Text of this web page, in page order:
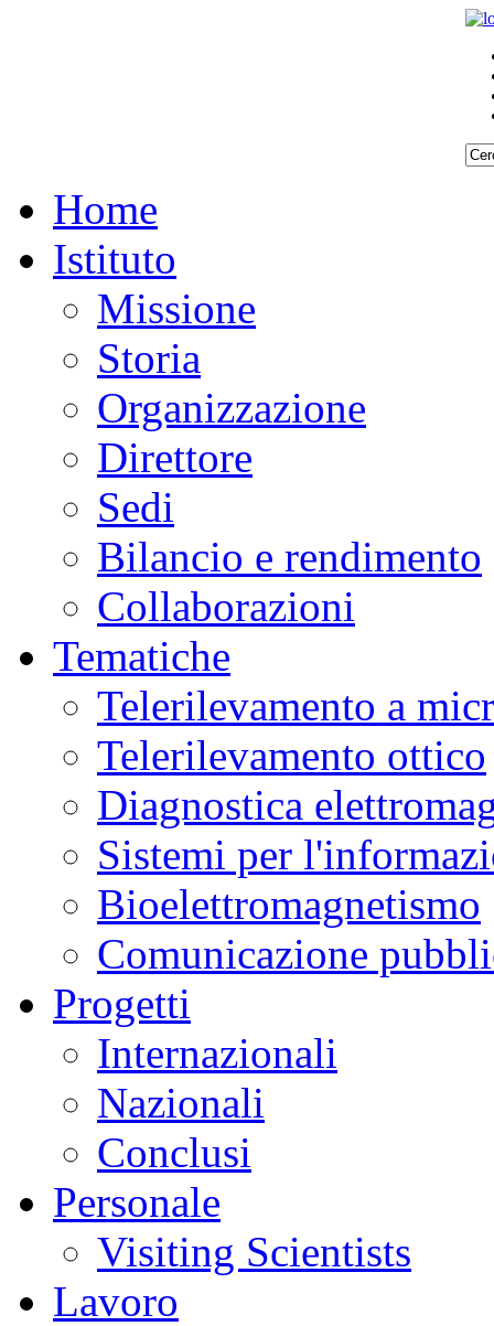
Home
Istituto
Missione
Storia
Organizzazione
Direttore
Sedi
Bilancio e rendimento
Collaborazioni
Tematiche
Telerilevamento a
Telerilevamento ottico
Diagnostica
Sistemi per
Bioelettromagnetismo
Comunicazione
Progetti
Internazionali
Nazionali
Conclusi
Personale
Visiting Scientists
Lavoro